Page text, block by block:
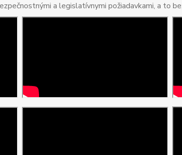
a legislatívnymi požiadavkami, a to